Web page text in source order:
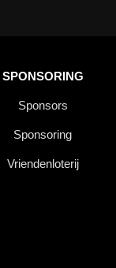
SPONSORING
Sponsors
Sponsoring
Vriendenloterij